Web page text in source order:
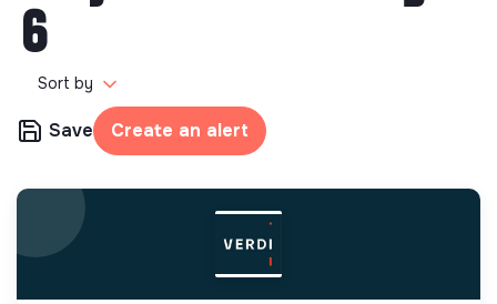
6
Sort by
Save Create an alert